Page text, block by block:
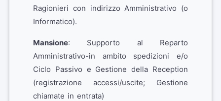
Ragionieri con indirizzo Amministrativo (o
Informatico).
Mansione: Supporto al Reparto
Amministrativo-in ambito spedizioni e/o
Ciclo Passivo e Gestione della Reception
(registrazione accessi/uscite; Gestione
chiamate in entrata)